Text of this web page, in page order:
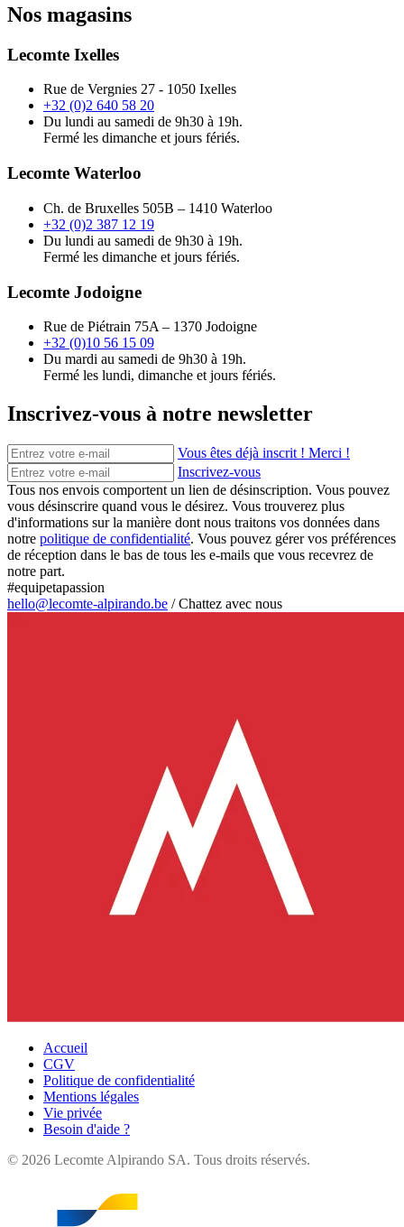
Nos magasins
Lecomte Ixelles
Rue de Vergnies 27 - 1050 Ixelles
+32 (0)2 640 58 20
Du lundi au samedi de 9h30 à 19h.
Fermé les dimanche et jours fériés.
Lecomte Waterloo
Ch. de Bruxelles 505B – 1410 Waterloo
+32 (0)2 387 12 19
Du lundi au samedi de 9h30 à 19h.
Fermé les dimanche et jours fériés.
Lecomte Jodoigne
Rue de Piétrain 75A – 1370 Jodoigne
+32 (0)10 56 15 09
Du mardi au samedi de 9h30 à 19h.
Fermé les lundi, dimanche et jours fériés.
Inscrivez-vous à notre newsletter
Vous êtes déjà inscrit ! Merci !
Inscrivez-vous
Tous nos envois comportent un lien de désinscription. Vous pouvez
vous désinscrire quand vous le désirez. Vous trouverez plus
d'informations sur la manière dont nous traitons vos données dans
notre politique de confidentialité. Vous pouvez gérer vos préférences
de réception dans le bas de tous les e-mails que vous recevrez de
notre part.
#equipetapassion
hello@lecomte-alpirando.be /Chattez avec nous
Accueil
CGV
Politique de confidentialité
Mentions légales
Vie privée
Besoin d'aide ?
© 2026 Lecomte Alpirando SA. Tous droits réservés.